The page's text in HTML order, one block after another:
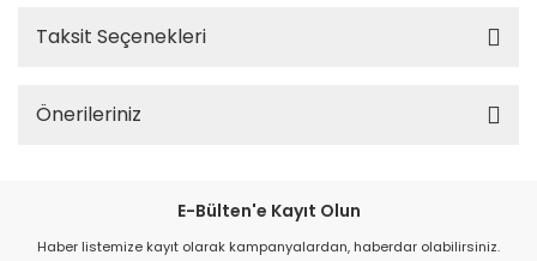
Taksit Seçenekleri
Önerileriniz
E-Bülten'e Kayıt Olun
Haber listemize kayıt olarak kampanyalardan, haberdar olabilirsiniz.